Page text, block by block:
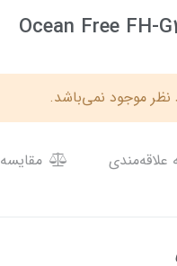
Ocean Free FH-
موجود نمی‌باشد.
مقایسه